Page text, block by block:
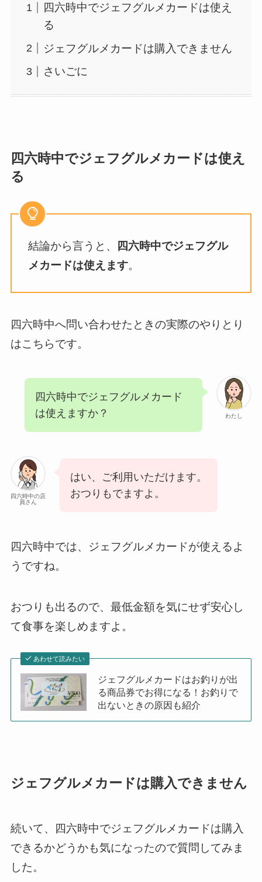
四六時中でジェフグルメカードは使え
る
ジェフグルメカードは購入できません
さいごに
四六時中でジェフグルメカードは使え
る
結論から言うと、
四六時中でジェフグル
メカードは使えます。
四六時中へ問い合わせたときの実際のやりとり
はこちらです。
わたし
四六時中でジェフグルメカード
は使えますか？
四六時中の店
員さん
はい、ご利用いただけます。
おつりもでますよ。
四六時中では、ジェフグルメカードが使えるよ
うですね。
おつりも出るので、最低金額を気にせず安心し
て食事を楽しめますよ。
あわせて読みたい
ジェフグルメカードはお釣りが出
る商品券でお得になる！お釣りで
出ないときの原因も紹介
ジェフグルメカードは購入できません
続いて、四六時中でジェフグルメカードは購入
できるかどうかも気になったので質問してみま
した。